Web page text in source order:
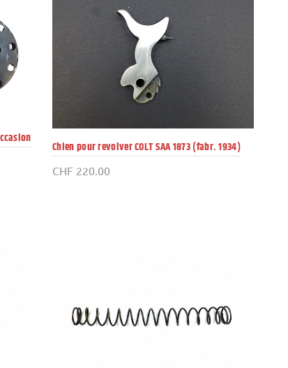
Chien pour revolver COLT SAA 1873 (fabr. 1934)
CHF 220.00